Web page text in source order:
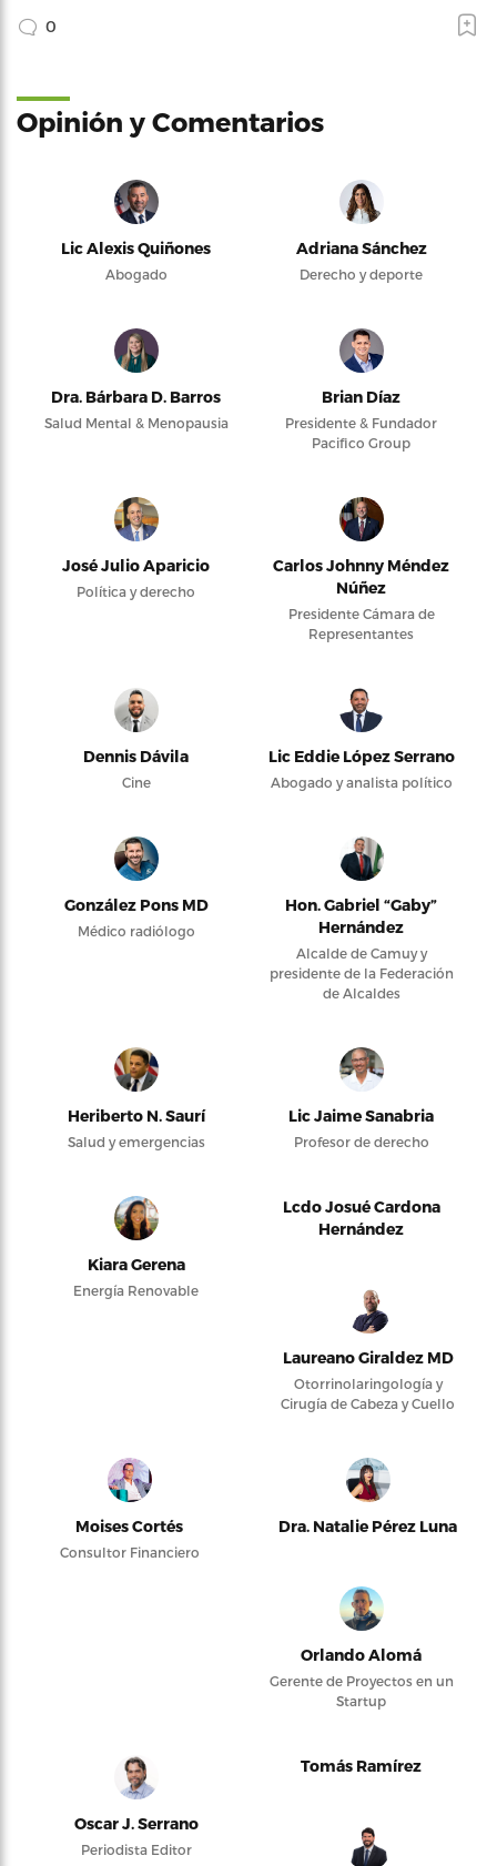
0
Opinión y Comentarios
Lic Alexis Quiñones
Abogado
Adriana Sánchez
Derecho y deporte
Dra. Bárbara D. Barros
Salud Mental & Menopausia
Brian Díaz
Presidente & Fundador
Pacifico Group
José Julio Aparicio
Política y derecho
Carlos Johnny Méndez
Núñez
Presidente Cámara de
Representantes
Dennis Dávila
Cine
Lic Eddie López Serrano
Abogado y analista político
González Pons MD
Médico radiólogo
Hon. Gabriel “Gaby”
Hernández
Alcalde de Camuy y
presidente de la Federación
de Alcaldes
Heriberto N. Saurí
Salud y emergencias
Lic Jaime Sanabria
Profesor de derecho
Kiara Gerena
Energía Renovable
Lcdo Josué Cardona
Hernández
Laureano Giraldez MD
Otorrinolaringología y
Cirugía de Cabeza y Cuello
Moises Cortés
Consultor Financiero
Dra. Natalie Pérez Luna
Orlando Alomá
Gerente de Proyectos en un
Startup
Oscar J. Serrano
Periodista Editor
Tomás Ramírez